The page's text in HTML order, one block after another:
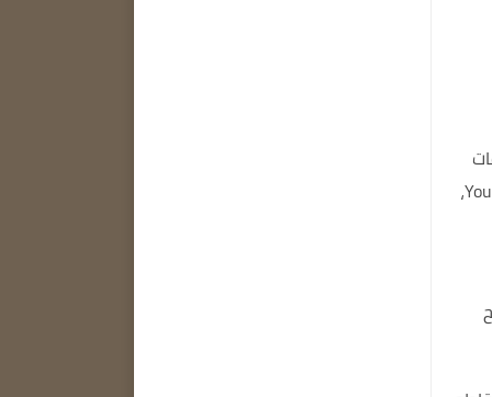
يمكنك أيضًا تنزيل ملفات الصوت والفيديو من الإنترنت، مثل Youtube،